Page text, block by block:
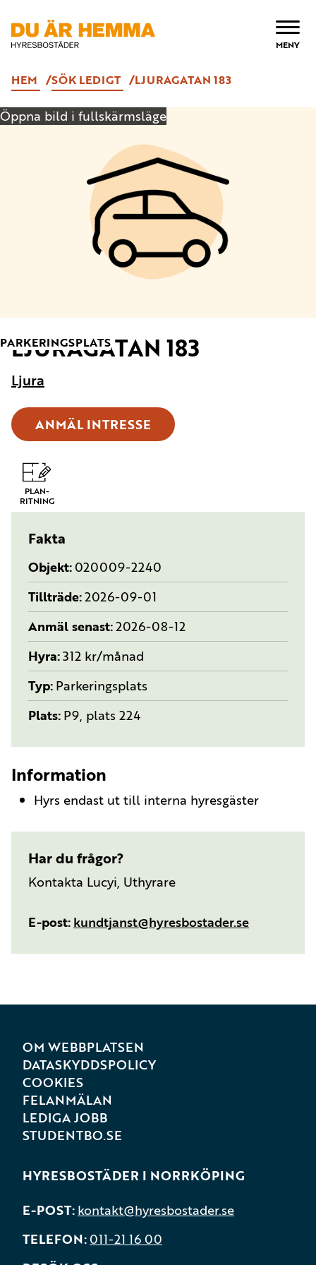
ÖPPNA
MENY
HEM SÖK LEDIGT LJURAGATAN 183
Öppna bild i fullskärmsläge
TYP:
PARKERINGSPLATS
LJURAGATAN 183
Ljura
ANMÄL INTRESSE
PLAN-
RITNING
Fakta
Objekt 020009-2240
Tillträde 2026-09-01
Anmäl senast 2026-08-12
Hyra 312 kr/månad
Typ Parkeringsplats
Plats P9, plats 224
Information
Hyrs endast ut till interna hyresgäster
Har du frågor?
Kontakta Lucyi, Uthyrare
E-post kundtjanst@hyresbostader.se
OM WEBBPLATSEN
DATASKYDDSPOLICY
COOKIES
FELANMÄLAN
LEDIGA JOBB
STUDENTBO.SE
HYRESBOSTÄDER I NORRKÖPING
E-POST kontakt@hyresbostader.se
TELEFON 011-21 16 00